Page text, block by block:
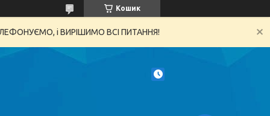
Кошик
і ВИРІШИМО ВСІ ПИТАННЯ!